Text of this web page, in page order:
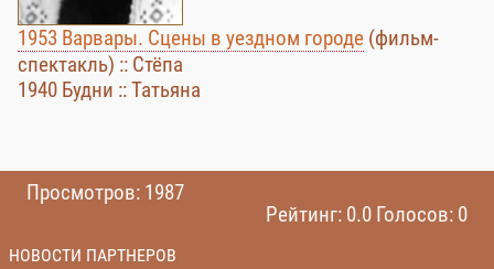
1953 Варвары. Сцены в уездном городе (фильм-
спектакль) :: Стёпа
1940 Будни :: Татьяна
Просмотров: 1987
Рейтинг: 0.0 Голосов: 0
НОВОСТИ ПАРТНЕРОВ